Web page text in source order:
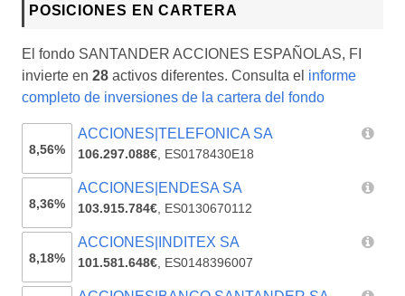
POSICIONES EN CARTERA
El fondo SANTANDER ACCIONES ESPAÑOLAS, FI
invierte en 28 activos diferentes. Consulta el informe
completo de inversiones de la cartera del fondo
8,56%
ACCIONES|TELEFONICA SA
106.297.088€, ES0178430E18
8,36%
ACCIONES|ENDESA SA
103.915.784€, ES0130670112
8,18%
ACCIONES|INDITEX SA
101.581.648€, ES0148396007